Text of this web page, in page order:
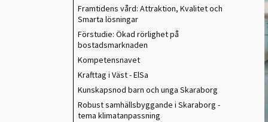
Framtidens vård: Attraktion, Kvalitet och
Smarta lösningar
Förstudie: Ökad rörlighet på
bostadsmarknaden
Kompetensnavet
Krafttag i Väst - ElSa
Kunskapsnod barn och unga Skaraborg
Robust samhällsbyggande i Skaraborg -
tema klimatanpassning